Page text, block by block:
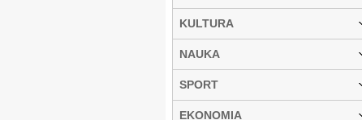
KULTURA
NAUKA
SPORT
EKONOMIA